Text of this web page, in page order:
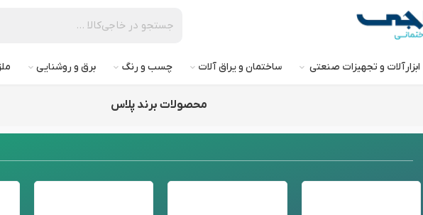
ابزارآلات و تجهیزات صنعتی ساختمان و یراق آلات چسب و رنگ برق و روشنایی
محصولات برند پلاس